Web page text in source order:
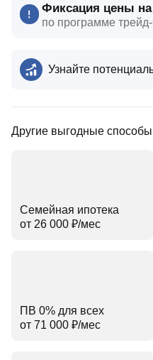
Фиксация цены на
по программе
Узнайте
Другие выгодные способы
Семейная ипотека
от 26 000 ₽⁠/⁠мес
ПВ 0% для всех
от 71 000 ₽⁠/⁠мес